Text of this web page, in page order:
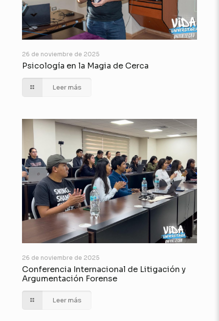
26 de noviembre de 2025
Psicología en la Magia de Cerca
Leer más
26 de noviembre de 2025
Conferencia Internacional de Litigación y
Argumentación Forense
Leer más